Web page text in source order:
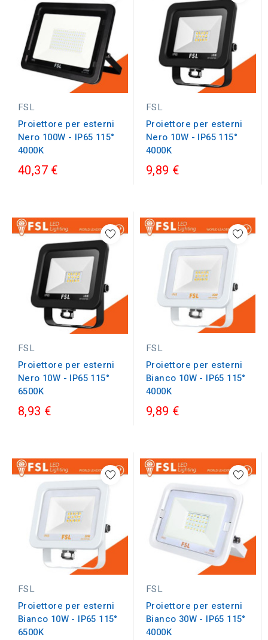
FSL
Proiettore per esterni
Nero 100W - IP65 115°
4000K
40,37 €
FSL
Proiettore per esterni
Nero 10W - IP65 115°
4000K
9,89 €
FSL
Proiettore per esterni
Nero 10W - IP65 115°
6500K
8,93 €
FSL
Proiettore per esterni
Bianco 10W - IP65 115°
4000K
9,89 €
FSL
Proiettore per esterni
Bianco 10W - IP65 115°
6500K
FSL
Proiettore per esterni
Bianco 30W - IP65 115°
4000K